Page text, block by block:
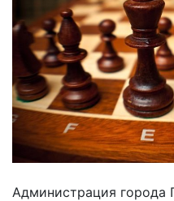
Администрация